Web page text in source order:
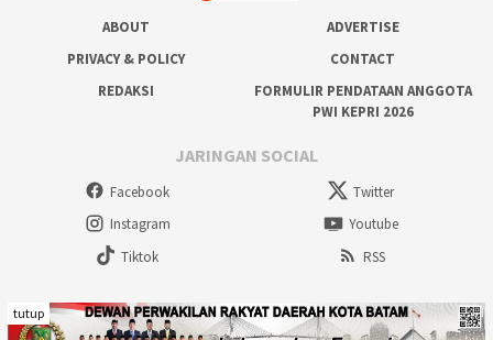
ABOUT
ADVERTISE
PRIVACY & POLICY
CONTACT
REDAKSI
FORMULIR PENDATAAN ANGGOTA
PWI KEPRI 2026
JARINGAN SOCIAL
Facebook
Twitter
Instagram
Youtube
Tiktok
RSS
tutup